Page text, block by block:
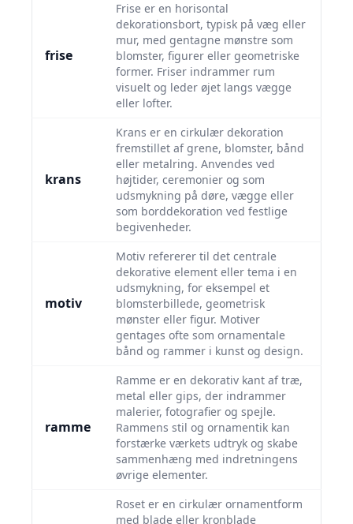
frise
Frise er en horisontal
dekorationsbort, typisk på væg eller
mur, med gentagne mønstre som
blomster, figurer eller geometriske
former. Friser indrammer rum
visuelt og leder øjet langs vægge
eller lofter.
krans
Krans er en cirkulær dekoration
fremstillet af grene, blomster, bånd
eller metalring. Anvendes ved
højtider, ceremonier og som
udsmykning på døre, vægge eller
som borddekoration ved festlige
begivenheder.
motiv
Motiv refererer til det centrale
dekorative element eller tema i en
udsmykning, for eksempel et
blomsterbillede, geometrisk
mønster eller figur. Motiver
gentages ofte som ornamentale
bånd og rammer i kunst og design.
ramme
Ramme er en dekorativ kant af træ,
metal eller gips, der indrammer
malerier, fotografier og spejle.
Rammens stil og ornamentik kan
forstærke værkets udtryk og skabe
sammenhæng med indretningens
øvrige elementer.
Roset er en cirkulær ornamentform
med blade eller kronblade